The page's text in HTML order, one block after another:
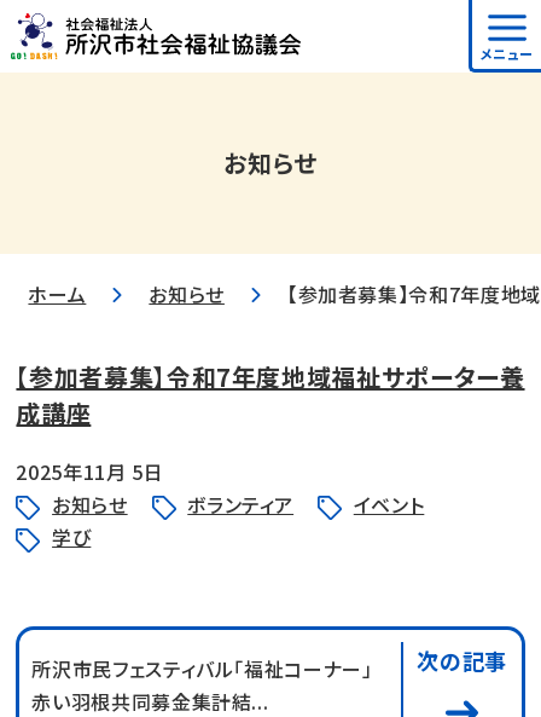
メニュー
お知らせ
ホーム お知らせ 【参加者募集】令和7年度地
【参加者募集】令和7年度地域福祉サポーター養
成講座
2025年11月 5日
お知らせ
ボランティア
イベント
学び
所沢市民フェスティバル「福祉コーナー」
赤い羽根共同募金集計結...
次の記事